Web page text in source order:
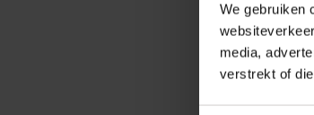
We gebruiken
media,
verstrekt of